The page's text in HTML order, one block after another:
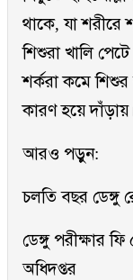
থাকে, যা শরীরে
শিশুরা খালি
শর্করা কমে
কারণ হয়ে
আরও পড়ুন:
চলতি বছর ডেঙ্গু
ডেঙ্গু পরীক্ষার ফি
অধিদপ্তর